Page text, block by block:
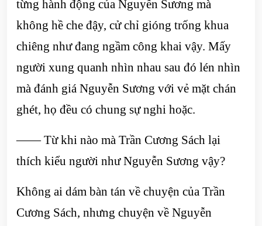
từng hành động của Nguyễn Sương mà
không hề che đậy, cử chỉ gióng trống khua
chiêng như đang ngầm công khai vậy. Mấy
người xung quanh nhìn nhau sau đó lén nhìn
mà đánh giá Nguyễn Sương với vẻ mặt chán
ghét, họ đều có chung sự nghi hoặc.
—— Từ khi nào mà Trần Cương Sách lại
thích kiểu người như Nguyễn Sương vậy?
Không ai dám bàn tán về chuyện của Trần
Cương Sách, nhưng chuyện về Nguyễn